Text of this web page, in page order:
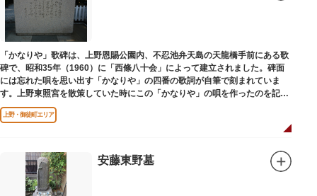
「かなりや」歌碑は、上野恩賜公園内、不忍池弁天島の天龍橋手前にある歌
碑で、昭和35年（1960）に「西條八十会」によって建立されました。碑面
には忘れた唄を思い出す「かなりや」の四番の歌詞が自筆で刻まれていま
す。上野東照宮を散策していた時にこの「かなりや」の唄を作ったのを記念
してこの地に建てられました。
上野・御徒町エリア
安藤東野墓